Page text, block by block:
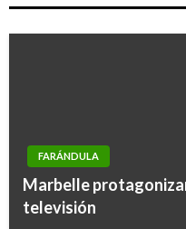
FARÁNDULA
Marbelle
televisión